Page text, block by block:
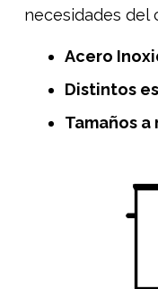
necesidades del
Acero
Distintos
Tamaños a